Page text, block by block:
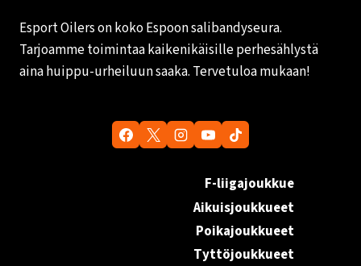
Esport Oilers on koko Espoon salibandyseura.
Tarjoamme toimintaa kaikenikäisille perhesählystä
aina huippu-urheiluun saaka. Tervetuloa mukaan!
F-liigajoukkue
Aikuisjoukkueet
Poikajoukkueet
Tyttöjoukkueet